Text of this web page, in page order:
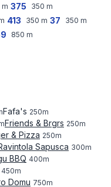
m 375 350 m
413 350 m 37 350 m
850 m
Fafa's 250m
Friends & Brgrs 250m
& Pizza 250m
Sapusca 300m
BBQ 400m
450m
Domu 750m